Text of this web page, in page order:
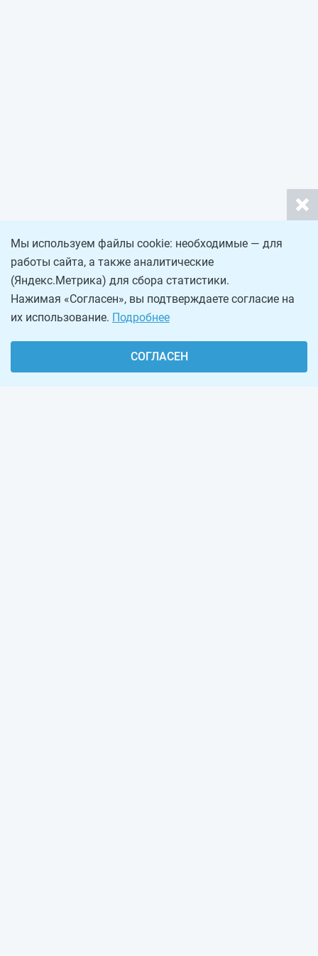
Мы используем файлы cookie: необходимые — для
работы сайта, а также аналитические
(Яндекс.Метрика) для сбора статистики.
Нажимая «Согласен», вы подтверждаете согласие на
их использование. Подробнее
СОГЛАСЕН